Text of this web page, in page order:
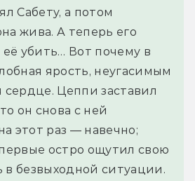
Сабету, а потом
жива. А теперь его
её убить… Вот почему в
ярость, неугасимым
сердце. Цеппи заставил
он снова с ней
этот раз — навечно;
остро ощутил свою
безвыходной ситуации.